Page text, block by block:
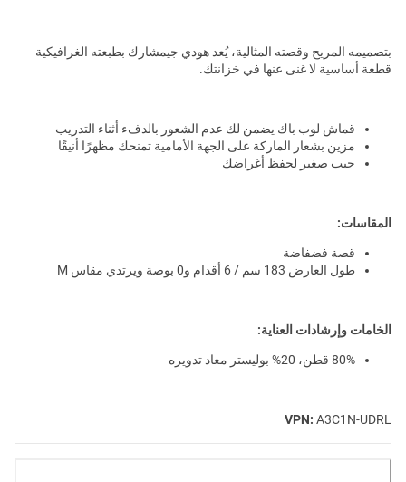
بتصميمه المريح وقصته المثالية، يُعد هودي جيمشارك بطبعته الغرافيكية
قطعة أساسية لا غنى عنها في خزانتك.
قماش لوب باك يضمن لك عدم الشعور بالدفء أثناء التدريب
مزين بشعار الماركة على الجهة الأمامية تمنحك مظهرًا أنيقًا
جيب صغير لحفظ أغراضك
المقاسات:
قصة فضفاضة
طول العارض 183 سم / 6 أقدام و0 بوصة ويرتدي مقاس M
الخامات وإرشادات العناية:
80% قطن، 20% بوليستر معاد تدويره
VPN: A3C1N-UDRL